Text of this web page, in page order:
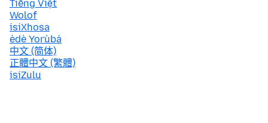
Tiếng Việt
Wolof
isiXhosa
èdè Yorùbá
中文 (简体)
正體中文 (繁體)
isiZulu